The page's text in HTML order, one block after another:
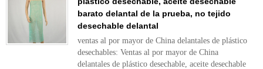
barato delantal de la prueba, no tejido
desechable delantal
ventas al por mayor de China delantales de plástico
desechables: Ventas al por mayor de China
delantales de plástico desechable, aceite desechable